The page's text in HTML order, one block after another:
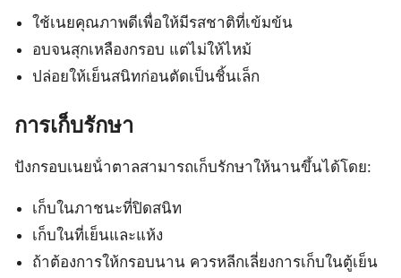
ใช้เนยคุณภาพดีเพื่อให้มีรสชาติที่เข้มข้น
อบจนสุกเหลืองกรอบ แต่ไม่ให้ไหม้
ปล่อยให้เย็นสนิทก่อนตัดเป็นชิ้นเล็ก
การเก็บรักษา
ปังกรอบเนยน้ําตาลสามารถเก็บรักษาให้นานขึ้นได้โดย:
เก็บในภาชนะที่ปิดสนิท
เก็บในที่เย็นและแห้ง
ถ้าต้องการให้กรอบนาน ควรหลีกเลี่ยงการเก็บในตู้เย็น